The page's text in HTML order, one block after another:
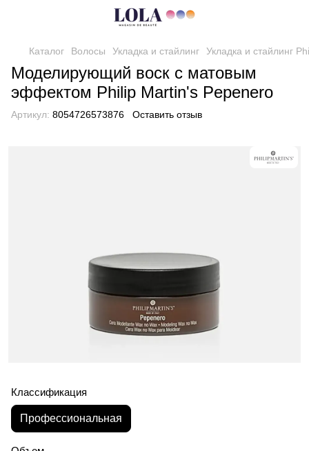
Каталог Волосы Укладка и стайлинг Укладка и стайлинг
Моделирующий воск с матовым
эффектом Philip Martin's Pepenero
Артикул: 8054726573876 Оставить отзыв
Классификация
Профессиональная